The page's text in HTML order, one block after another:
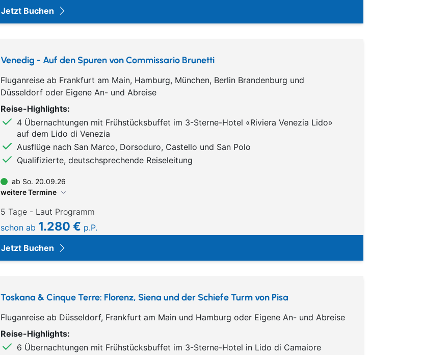
Jetzt Buchen
Venedig - Auf den Spuren von Commissario Brunetti
Fluganreise ab Frankfurt am Main, Hamburg, München, Berlin Brandenburg und
Düsseldorf oder Eigene An- und Abreise
Reise-Highlights:
4 Übernachtungen mit Frühstücksbuffet im 3-Sterne-Hotel «Riviera Venezia Lido»
auf dem Lido di Venezia
Ausflüge nach San Marco, Dorsoduro, Castello und San Polo
Qualifizierte, deutschsprechende Reiseleitung
ab So. 20.09.26
weitere Termine
5 Tage - Laut Programm
schon ab 1.280 € p.P.
Jetzt Buchen
Toskana & Cinque Terre: Florenz, Siena und der Schiefe Turm von Pisa
Fluganreise ab Düsseldorf, Frankfurt am Main und Hamburg oder Eigene An- und Abreise
Reise-Highlights:
6 Übernachtungen mit Frühstücksbuffet im 3-Sterne-Hotel in Lido di Camaiore